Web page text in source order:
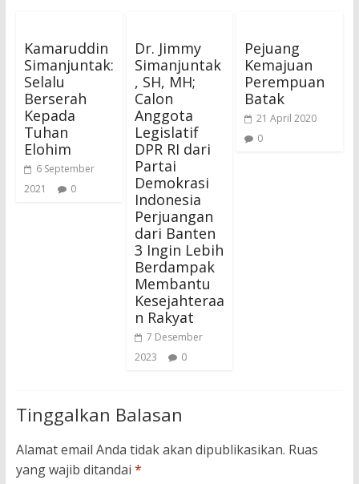
Kamaruddin
Simanjuntak:
Selalu
Berserah
Kepada
Tuhan
Elohim
6 September
2021
0
Dr. Jimmy
Simanjuntak
, SH, MH;
Calon
Anggota
Legislatif
DPR RI dari
Partai
Demokrasi
Indonesia
Perjuangan
dari Banten
3 Ingin Lebih
Berdampak
Membantu
Kesejahteraa
n Rakyat
7 Desember
2023
0
Pejuang
Kemajuan
Perempuan
Batak
21 April 2020
0
Tinggalkan Balasan
Alamat email Anda tidak akan dipublikasikan. Ruas
yang wajib ditandai *